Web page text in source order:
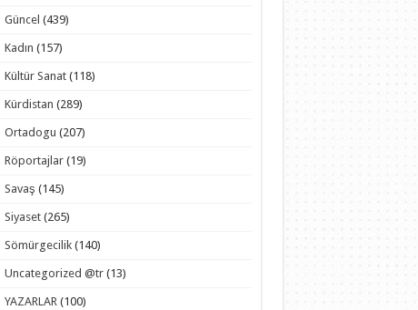
Güncel (439)
Kadın (157)
Kültür Sanat (118)
Kürdistan (289)
Ortadogu (207)
Röportajlar (19)
Savaş (145)
Siyaset (265)
Sömürgecilik (140)
Uncategorized @tr (13)
YAZARLAR (100)